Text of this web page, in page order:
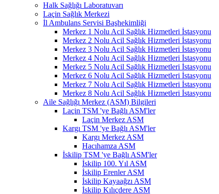
Halk Sağlığı Laboratuvarı
Laçin Sağlık Merkezi
İl Ambulans Servisi Başhekimliği
Merkez 1 Nolu Acil Sağlık Hizmetleri İstasyonu
Merkez 2 Nolu Acil Sağlık Hizmetleri İstasyonu
Merkez 3 Nolu Acil Sağlık Hizmetleri İstasyonu
Merkez 4 Nolu Acil Sağlık Hizmetleri İstasyonu
Merkez 5 Nolu Acil Sağlık Hizmetleri İstasyonu
Merkez 6 Nolu Acil Sağlık Hizmetleri İstasyonu
Merkez 7 Nolu Acil Sağlık Hizmetleri İstasyonu
Merkez 8 Nolu Acil Sağlık Hizmetleri İstasyonu
Aile Sağlığı Merkez (ASM) Bilgileri
Laçin TSM 'ye Bağlı ASM'ler
Laçin Merkez ASM
Kargı TSM 'ye Bağlı ASM'ler
Kargı Merkez ASM
Hacıhamza ASM
İskilip TSM 'ye Bağlı ASM'ler
İskilip 100. Yıl ASM
İskilip Erenler ASM
İskilip Kayaağzı ASM
İskilip Kılıçdere ASM